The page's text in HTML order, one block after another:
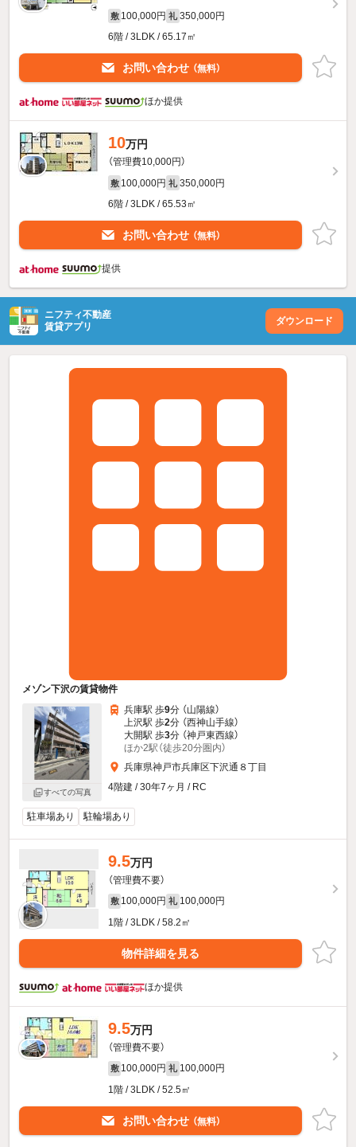
敷 100,000円 礼 350,000円
6階 / 3LDK / 65.17㎡
お問い合わせ （無料）
ほか提供
10万円
（管理費10,000円）
敷 100,000円 礼 350,000円
6階 / 3LDK / 65.53㎡
お問い合わせ （無料）
提供
ニフティ不動産
賃貸アプリ
ダウンロード
メゾン下沢の賃貸物件
すべての写真
兵庫駅 歩9分 （山陽線）
上沢駅 歩2分 （西神山手線）
大開駅 歩3分 （神戸東西線）
ほか2駅（徒歩20分圏内）
兵庫県神戸市兵庫区下沢通８丁目
4階建 / 30年7ヶ月 / RC
駐車場あり 駐輪場あり
9.5万円
（管理費不要）
敷 100,000円 礼 100,000円
1階 / 3LDK / 58.2㎡
物件詳細を見る
ほか提供
9.5万円
（管理費不要）
敷 100,000円 礼 100,000円
1階 / 3LDK / 52.5㎡
お問い合わせ （無料）